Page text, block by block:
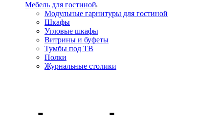
Мебель для гостиной
Модульные гарнитуры для гостиной
Шкафы
Угловые шкафы
Витрины и буфеты
Тумбы под ТВ
Полки
Журнальные столики